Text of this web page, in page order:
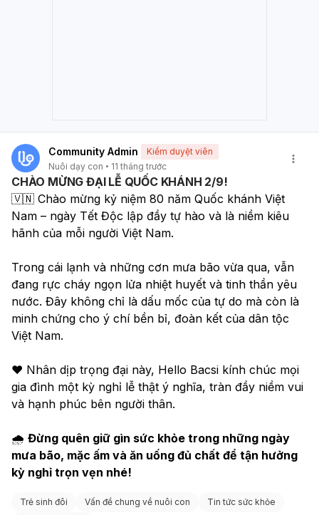
Community Admin
Kiểm duyệt viên
Nuôi dạy con
11 tháng trước
CHÀO MỪNG ĐẠI LỄ QUỐC KHÁNH 2/9!
🇻🇳 Chào mừng kỷ niệm 80 năm Quốc khánh Việt
Nam – ngày Tết Độc lập đầy tự hào và là niềm kiêu
hãnh của mỗi người Việt Nam.
Trong cái lạnh và những cơn mưa bão vừa qua, vẫn
đang rực cháy ngọn lửa nhiệt huyết và tinh thần yêu
nước. Đây không chỉ là dấu mốc của tự do mà còn là
minh chứng cho ý chí bền bỉ, đoàn kết của dân tộc
Việt Nam.
❤️ Nhân dịp trọng đại này, Hello Bacsi kính chúc mọi
gia đình một kỳ nghỉ lễ thật ý nghĩa, tràn đầy niềm vui
và hạnh phúc bên người thân.
🌧 Đừng quên giữ gìn sức khỏe trong những ngày
mưa bão, mặc ấm và ăn uống đủ chất để tận hưởng
kỳ nghỉ trọn vẹn nhé!
Trẻ sinh đôi Vấn đề chung về nuôi con
Tin tức sức khỏe